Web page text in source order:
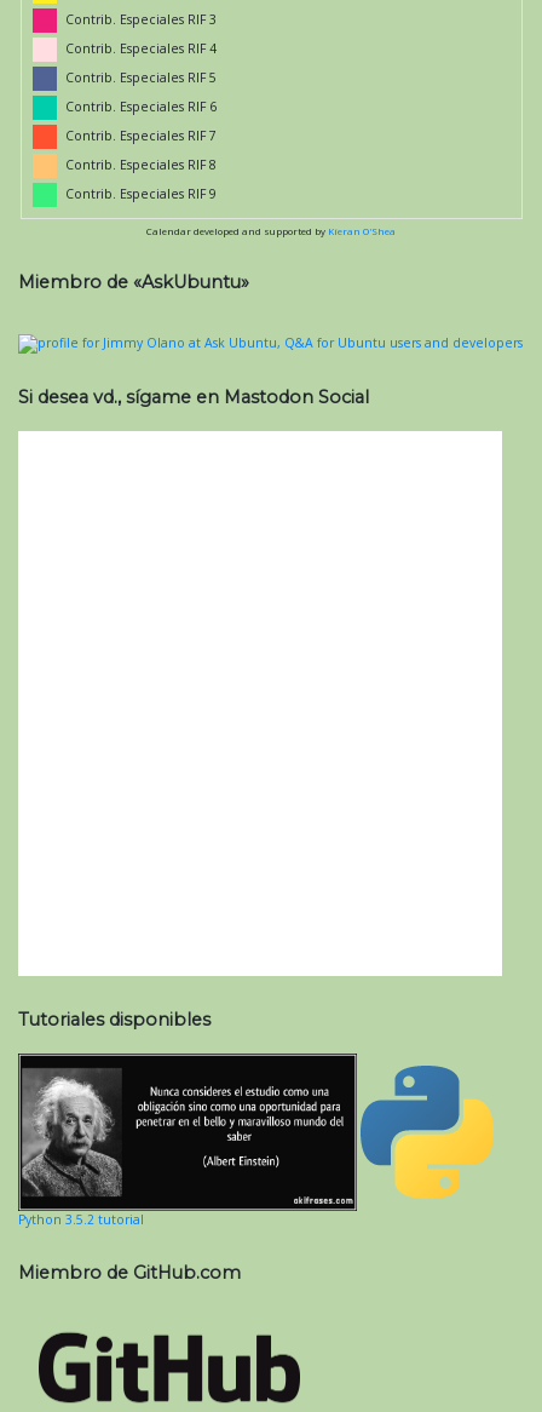
Contrib. Especiales RIF 3
Contrib. Especiales RIF 4
Contrib. Especiales RIF 5
Contrib. Especiales RIF 6
Contrib. Especiales RIF 7
Contrib. Especiales RIF 8
Contrib. Especiales RIF 9
Calendar developed and supported by Kieran O'Shea
Miembro de «AskUbuntu»
Si desea vd., sígame en Mastodon Social
Tutoriales disponibles
Python 3.5.2 tutorial
Miembro de GitHub.com